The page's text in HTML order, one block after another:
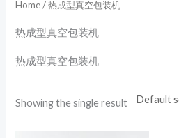
Home/ 热成型真空包装机
热成型真空包装机
热成型真空包装机
Showing the single result